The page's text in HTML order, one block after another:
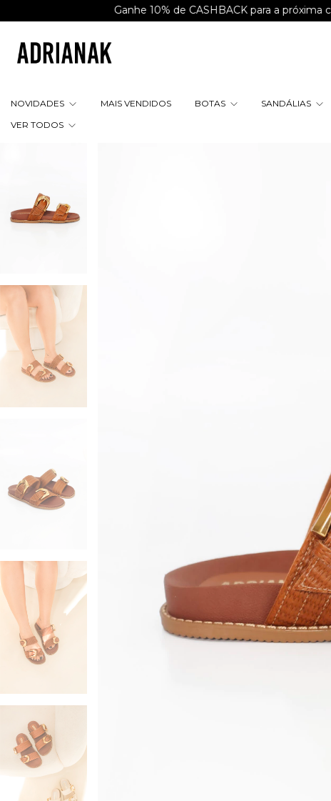
Ganhe 10% de CASHBACK para a próxima compra
NOVIDADES MAIS VENDIDOS BOTAS SANDÁLIAS
VER TODOS